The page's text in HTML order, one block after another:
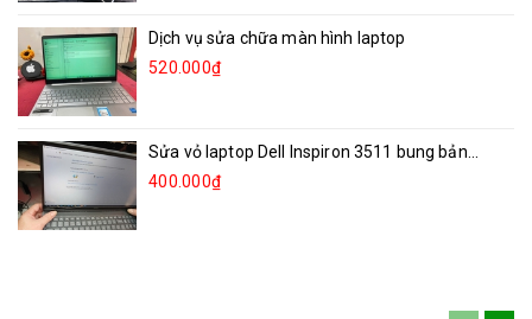
Dịch vụ sửa chữa màn hình laptop
520.000₫
Sửa vỏ laptop Dell Inspiron 3511 bung bản...
400.000₫